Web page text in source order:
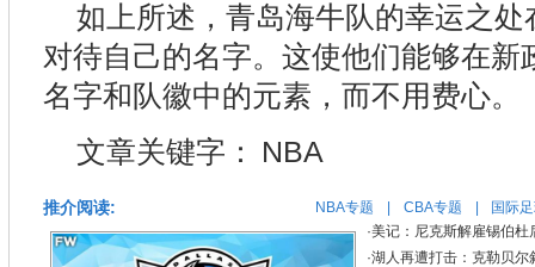
如上所述，青岛海牛队的幸运之
对待自己的名字。这使他们能够在新
名字和队徽中的元素，而不用费心。
文章关键字：
NBA
推介阅读: NBA专题 CBA专题 国际
·美记：尼克斯解雇锡伯杜
·湖人再遭打击：克勒贝尔